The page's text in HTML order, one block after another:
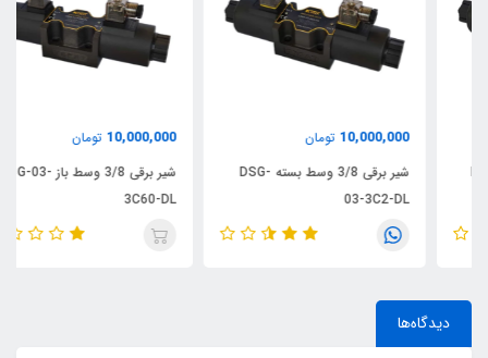
10,000,000 تومان
شیر برقی 3/8 وسط بسته DSG-
03-3C2-DL
10,000,000 تومان
شیر برقی 3/8 وسط باز DSG-03-
3C60-DL
دیدگاه‌ها